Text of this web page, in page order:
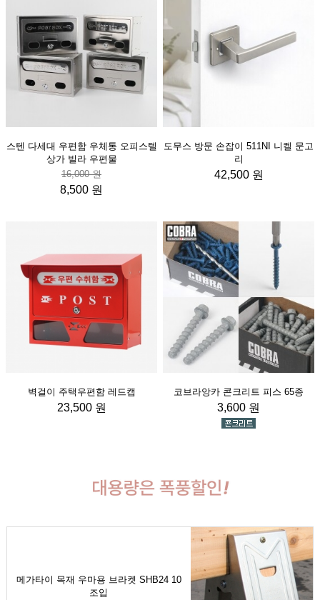
스텐 다세대 우편함 우체통 오피스텔
상가 빌라 우편물
16,000 원
8,500 원
도무스 방문 손잡이 511NI 니켈 문고
리
42,500 원
벽걸이 주택우편함 레드캡
23,500 원
코브라앙카 콘크리트 피스 65종
3,600 원
메가타이 목재 우마용 브라켓 SHB24 10
조입